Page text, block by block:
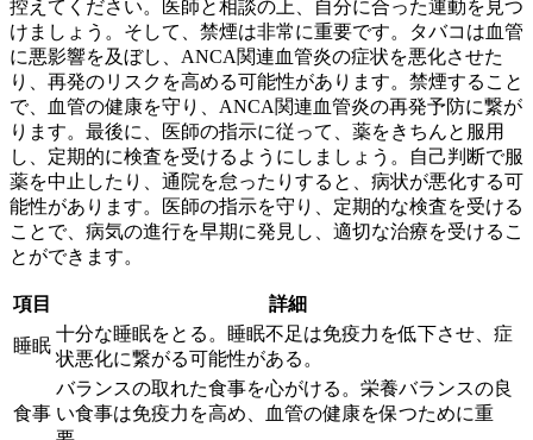
控えてください。医師と相談の上、自分に合った運動を見つ
けましょう。そして、 禁煙は非常に重要です。タバコは血管
に悪影響を及ぼし、ANCA関連血管炎の症状を悪化させた
り、再発のリスクを高める可能性があります。禁煙すること
で、血管の健康を守り、ANCA関連血管炎の再発予防に繋が
ります。最後に、
医師の指示に従って、薬をきちんと服用
し、定期的に検査を受けるようにしましょう 。自己判断で服
薬を中止したり、通院を怠ったりすると、病状が悪化する可
能性があります。医師の指示を守り、定期的な検査を受ける
ことで、病気の進行を早期に発見し、適切な治療を受けるこ
とができます。
項目 詳細
睡眠
十分な睡眠をとる。睡眠不足は免疫力を低下させ、症
状悪化に繋がる可能性がある。
食事
バランスの取れた食事を心がける。栄養バランスの良
い食事は免疫力を高め、血管の健康を保つために重